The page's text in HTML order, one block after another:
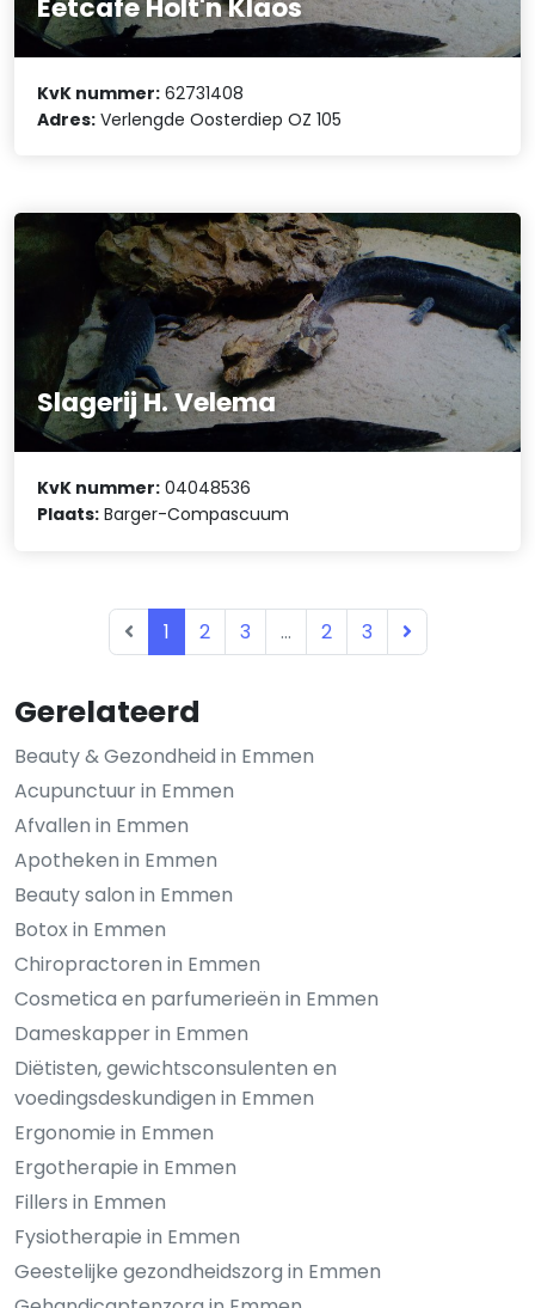
Gerelateerd
Beauty & Gezondheid in Emmen
Acupunctuur in Emmen
Afvallen in Emmen
Apotheken in Emmen
Beauty salon in Emmen
Botox in Emmen
Chiropractoren in Emmen
Cosmetica en parfumerieën in Emmen
Dameskapper in Emmen
Diëtisten, gewichtsconsulenten en
voedingsdeskundigen in Emmen
Ergonomie in Emmen
Ergotherapie in Emmen
Fillers in Emmen
Fysiotherapie in Emmen
Geestelijke gezondheidszorg in Emmen
KvK nummer: 62731408
Adres: Verlengde Oosterdiep OZ 105
Slagerij H. Velema
KvK nummer: 04048536
Plaats: Barger-Compascuum
1 2 3 ... 2 3